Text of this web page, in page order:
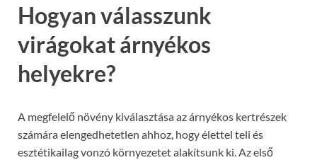
Hogyan válasszunk
virágokat árnyékos
helyekre?
A megfelelő növény kiválasztása az árnyékos kertrészek
számára elengedhetetlen ahhoz, hogy élettel teli és
esztétikailag vonzó környezetet alakítsunk ki. Az első